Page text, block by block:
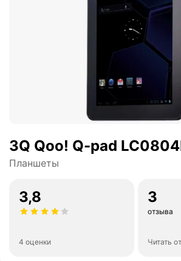
3Q Qoo! Q-pad
Планшеты
3,8
4 оценки
3
отзыва
Читать